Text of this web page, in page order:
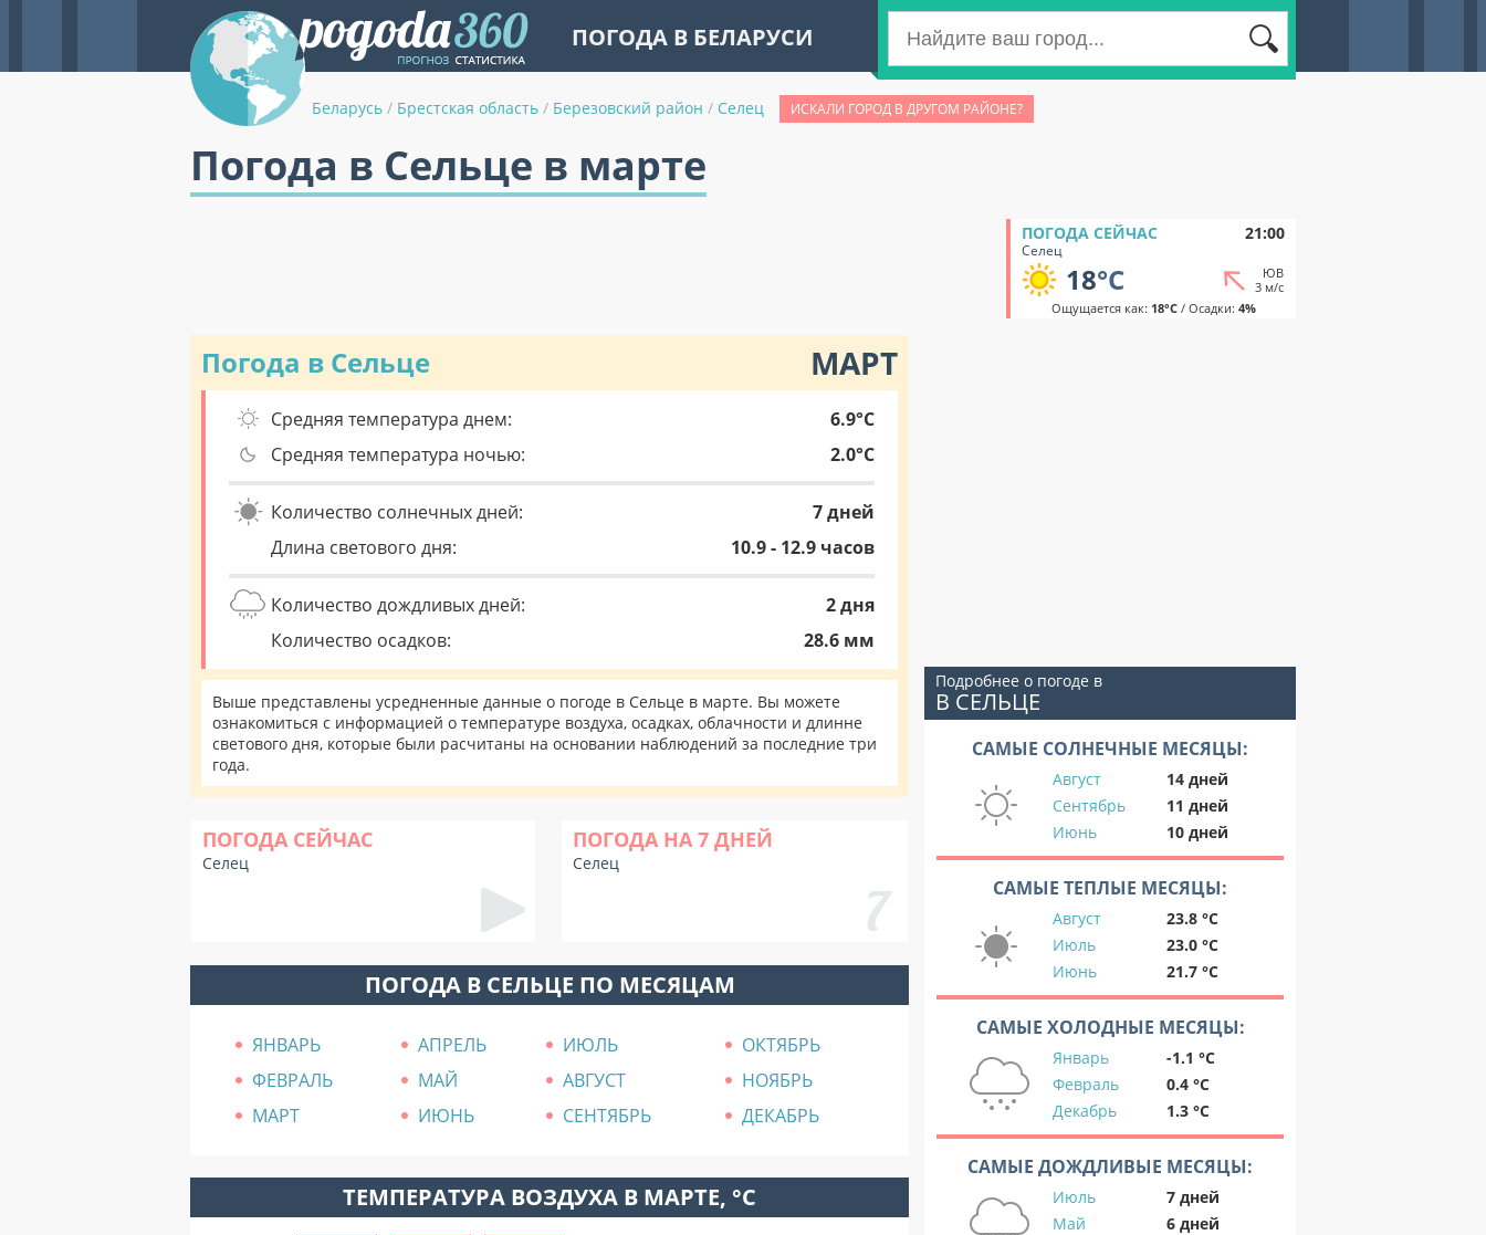
ПОГОДА В БЕЛАРУСИ
Беларусь / Брестская область / Березовский район / Селец ИСКАЛИ ГОРОД В ДРУГОМ РАЙОНЕ?
Погода в Сельце в марте
ПОГОДА СЕЙЧАС 21:00
Селец
18°C
ЮВ
3 м/с
Ощущается как: 18°C/ Осадки: 4%
Погода в Сельце МАРТ
Средняя температура днем:
6.9°C
Средняя температура ночью:
2.0°C
Количество солнечных дней:
7 дней
Длина светового дня:
10.9 - 12.9 часов
Количество дождливых дней:
2 дня
Количество осадков:
28.6 мм
Выше представлены усредненные данные о погоде в Сельце в марте. Вы можете
ознакомиться с информацией о температуре воздуха, осадках, облачности и длинне
светового дня, которые были расчитаны на основании наблюдений за последние три
года.
ПОГОДА СЕЙЧАС
Селец
ПОГОДА НА 7 ДНЕЙ
Селец
ПОГОДА В СЕЛЬЦЕ ПО МЕСЯЦАМ
ЯНВАРЬ АПРЕЛЬ ИЮЛЬ
ОКТЯБРЬ
ФЕВРАЛЬ
МАЙ АВГУСТ
НОЯБРЬ
МАРТ
ИЮНЬ СЕНТЯБРЬ ДЕКАБРЬ
ТЕМПЕРАТУРА ВОЗДУХА В МАРТЕ, °C
Подробнее о погоде в
В СЕЛЬЦЕ
САМЫЕ СОЛНЕЧНЫЕ МЕСЯЦЫ:
Август
14 дней
Сентябрь
11 дней
Июнь
10 дней
САМЫЕ ТЕПЛЫЕ МЕСЯЦЫ:
Август
23.8 °C
Июль
23.0 °C
Июнь
21.7 °C
САМЫЕ ХОЛОДНЫЕ МЕСЯЦЫ:
Январь
-1.1 °C
Февраль
0.4 °C
Декабрь
1.3 °C
САМЫЕ ДОЖДЛИВЫЕ МЕСЯЦЫ:
Июль
7 дней
Май
6 дней